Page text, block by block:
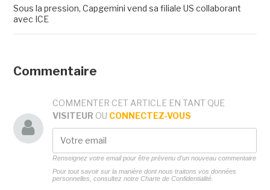
Sous la pression, Capgemini vend sa filiale US collaborant
avec ICE
Commentaire
COMMENTER CET ARTICLE EN TANT QUE
VISITEUR OU CONNECTEZ-VOUS
Renseignez votre email pour être prévenu d'un nouveau commentaire
Pour tout savoir sur la manière dont nous traitons vos données
personnelles, consultez notre Charte de Confidentialité.